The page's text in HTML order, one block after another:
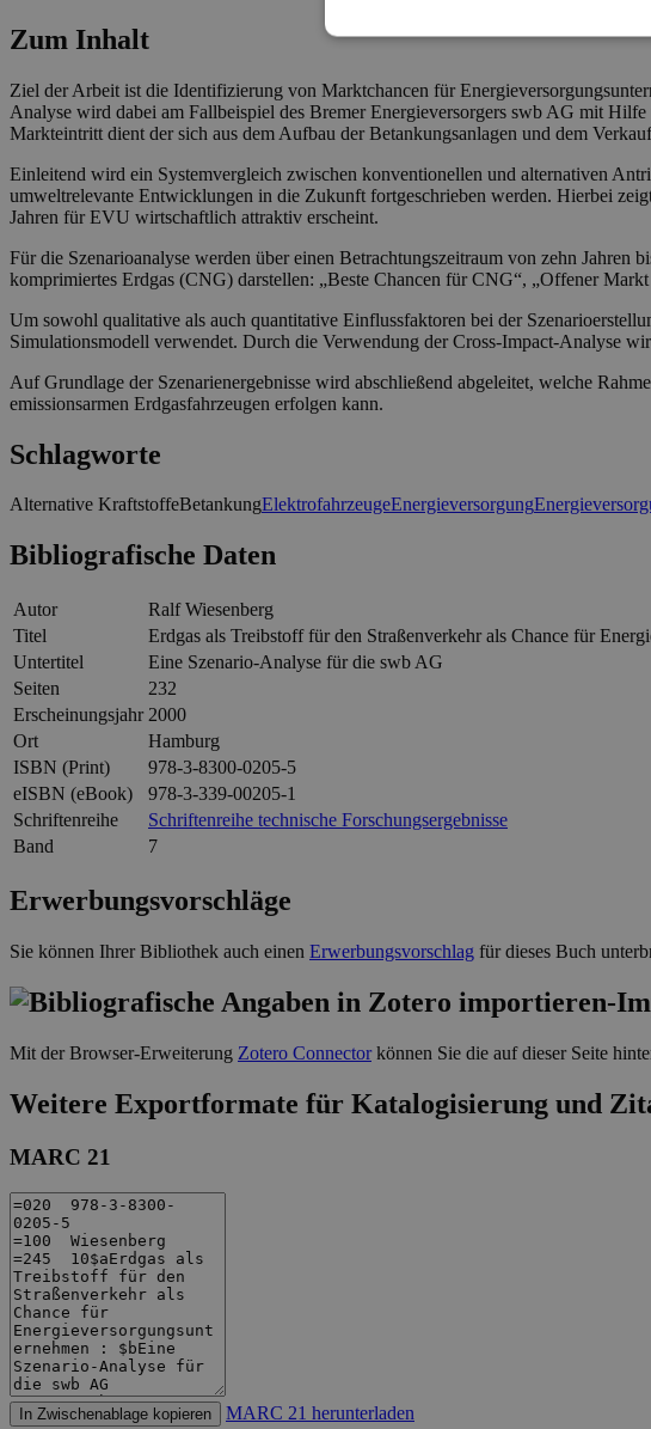
Zum Inhalt
Ziel der Arbeit ist die Identifizierung von Marktchancen für
Analyse wird dabei am Fallbeispiel des Bremer Energieversorgers swb AG mit
Markteintritt dient der sich aus dem Aufbau der Betankungsanlagen und dem
Einleitend wird ein Systemvergleich zwischen konventionellen und alternativen
umweltrelevante Entwicklungen in die Zukunft fortgeschrieben werden. Hierbei
Jahren für EVU wirtschaftlich attraktiv erscheint.
Für die Szenarioanalyse werden über einen Betrachtungszeitraum von zehn
komprimiertes Erdgas (CNG) darstellen: „Beste Chancen für CNG“, „Offener
Um sowohl qualitative als auch quantitative Einflussfaktoren bei der
Simulationsmodell verwendet. Durch die Verwendung der Cross-Impact-Analyse
Auf Grundlage der Szenarienergebnisse wird abschließend abgeleitet, welche
emissionsarmen Erdgasfahrzeugen erfolgen kann.
Schlagworte
Alternative KraftstoffeBetankungElektrofahrzeugeEnergieversorgung
Bibliografische Daten
Autor
Ralf Wiesenberg
Titel
Erdgas als Treibstoff für den Straßenverkehr als Chance für
Untertitel
Eine Szenario-Analyse für die swb AG
Seiten
232
Erscheinungsjahr 2000
Ort
Hamburg
ISBN (Print)
978-3-8300-0205-5
eISBN (eBook)
978-3-339-00205-1
Schriftenreihe
Schriftenreihe technische Forschungsergebnisse
Band
7
Erwerbungsvorschläge
Sie können Ihrer Bibliothek auch einen Erwerbungsvorschlag für dieses Buch
-
Mit der Browser-Erweiterung Zotero Connectorkönnen Sie die auf dieser Seite
Weitere Exportformate für Katalogisierung und
MARC 21
In Zwischenablage kopieren MARC 21 herunterladen